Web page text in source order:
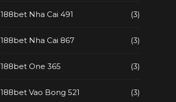
188bet Nha Cai 491 (3)
188bet Nha Cai 867 (3)
188bet One 365 (3)
188bet Vao Bong 521 (3)